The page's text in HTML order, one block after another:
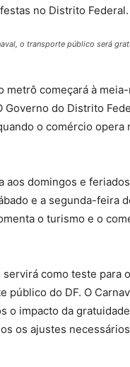
no Distrito Federal.
o transporte público será
metrô começará à
do Distrito
o comércio opera
aos domingos e
e a segunda-feira
o turismo e o
como teste para
público do DF. O
o impacto da
os ajustes